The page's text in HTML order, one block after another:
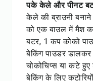
पके केले और पीनट
केले की ब्राउनी
को एक बाउल में मैश
बटर, 1 कप कोको
बेकिंग पाउडर डालकर
चोकोचिप्स या कटे
बेकिंग के लिए